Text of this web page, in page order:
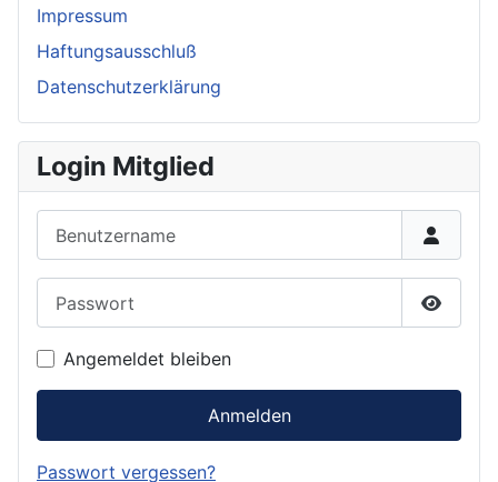
Impressum
Haftungsausschluß
Datenschutzerklärung
Login Mitglied
Angemeldet bleiben
Anmelden
Passwort vergessen?